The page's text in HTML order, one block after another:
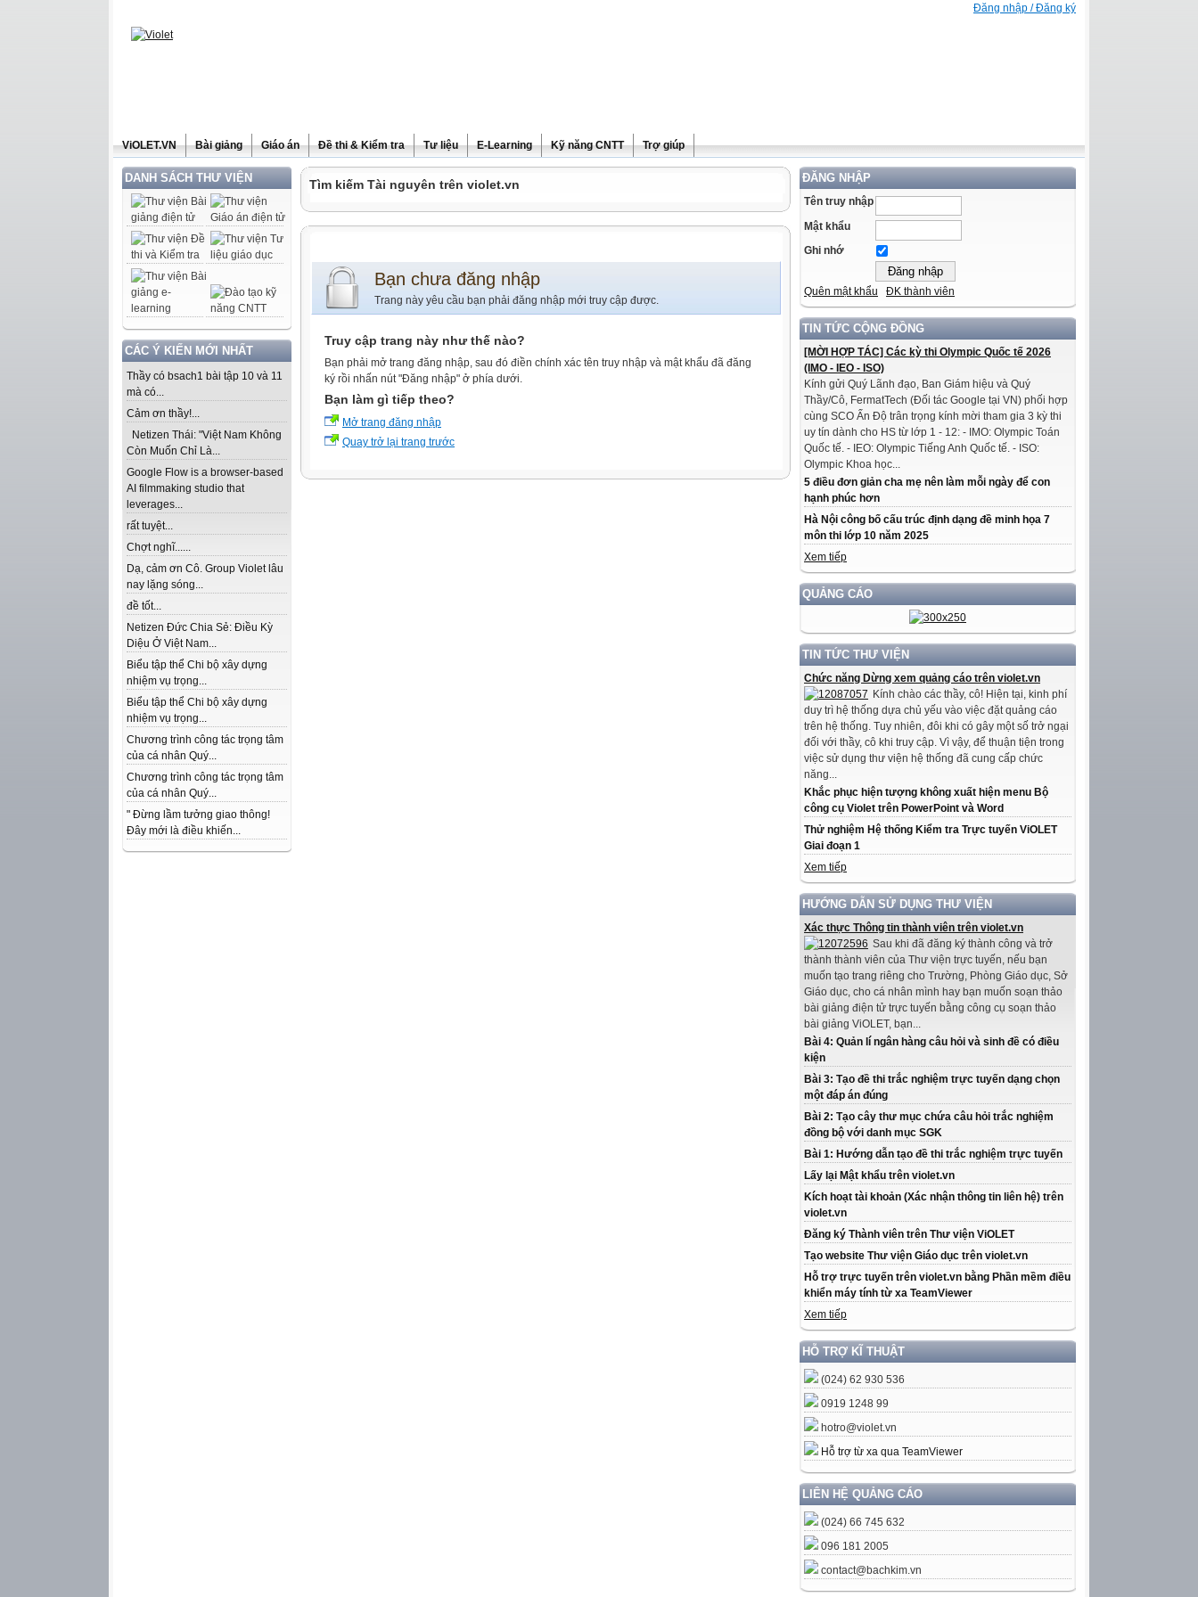
Đăng nhập / Đăng ký
ViOLET.VN Bài giảng Giáo án Đề thi & Kiểm tra Tư liệu E-Learning Kỹ năng CNTT Trợ giúp
DANH SÁCH THƯ VIỆN
CÁC Ý KIẾN MỚI NHẤT
Thầy có bsach1 bài tập 10 và 11
mà có...
Cảm ơn thầy!...
Netizen Thái: "Việt Nam Không
Còn Muốn Chỉ Là...
Google Flow is a browser-based
AI filmmaking studio that
leverages...
rất tuyệt...
Chợt nghĩ......
Dạ, cảm ơn Cô. Group Violet lâu
nay lặng sóng...
đề tốt...
Netizen Đức Chia Sẻ: Điều Kỳ
Diệu Ở Việt Nam...
Biểu tập thể Chi bộ xây dựng
nhiệm vụ trọng...
Biểu tập thể Chi bộ xây dựng
nhiệm vụ trọng...
Chương trình công tác trọng tâm
của cá nhân Quý...
Chương trình công tác trọng tâm
của cá nhân Quý...
" Đừng lầm tưởng giao thông!
Đây mới là điều khiến...
ĐĂNG NHẬP
Tên truy nhập
Mật khẩu
Ghi nhớ
Quên mật khẩu ĐK thành viên
TIN TỨC CỘNG ĐỒNG
[MỜI HỢP TÁC] Các kỳ thi Olympic Quốc tế 2026
(IMO - IEO - ISO)
Kính gửi Quý Lãnh đạo, Ban Giám hiệu và Quý
Thầy/Cô, FermatTech (Đối tác Google tại VN) phối hợp
cùng SCO Ấn Độ trân trọng kính mời tham gia 3 kỳ thi
uy tín dành cho HS từ lớp 1 - 12: - IMO: Olympic Toán
Quốc tế. - IEO: Olympic Tiếng Anh Quốc tế. - ISO:
Olympic Khoa học...
5 điều đơn giản cha mẹ nên làm mỗi ngày để con
hạnh phúc hơn
Hà Nội công bố cấu trúc định dạng đề minh họa 7
môn thi lớp 10 năm 2025
Xem tiếp
QUẢNG CÁO
TIN TỨC THƯ VIỆN
Chức năng Dừng xem quảng cáo trên violet.vn
Kính chào các thầy, cô! Hiện tại, kinh phí
duy trì hệ thống dựa chủ yếu vào việc đặt quảng cáo
trên hệ thống. Tuy nhiên, đôi khi có gây một số trở ngại
đối với thầy, cô khi truy cập. Vì vậy, để thuận tiện trong
việc sử dụng thư viện hệ thống đã cung cấp chức
năng...
Khắc phục hiện tượng không xuất hiện menu Bộ
công cụ Violet trên PowerPoint và Word
Thử nghiệm Hệ thống Kiểm tra Trực tuyến ViOLET
Giai đoạn 1
Xem tiếp
HƯỚNG DẪN SỬ DỤNG THƯ VIỆN
Xác thực Thông tin thành viên trên violet.vn
Sau khi đã đăng ký thành công và trở
thành thành viên của Thư viện trực tuyến, nếu bạn
muốn tạo trang riêng cho Trường, Phòng Giáo dục, Sở
Giáo dục, cho cá nhân mình hay bạn muốn soạn thảo
bài giảng điện tử trực tuyến bằng công cụ soạn thảo
bài giảng ViOLET, bạn...
Bài 4: Quản lí ngân hàng câu hỏi và sinh đề có điều
kiện
Bài 3: Tạo đề thi trắc nghiệm trực tuyến dạng chọn
một đáp án đúng
Bài 2: Tạo cây thư mục chứa câu hỏi trắc nghiệm
đồng bộ với danh mục SGK
Bài 1: Hướng dẫn tạo đề thi trắc nghiệm trực tuyến
Lấy lại Mật khẩu trên violet.vn
Kích hoạt tài khoản (Xác nhận thông tin liên hệ) trên
violet.vn
Đăng ký Thành viên trên Thư viện ViOLET
Tạo website Thư viện Giáo dục trên violet.vn
Hỗ trợ trực tuyến trên violet.vn bằng Phần mềm điều
khiển máy tính từ xa TeamViewer
Xem tiếp
HỖ TRỢ KĨ THUẬT
(024) 62 930 536
0919 1248 99
hotro@violet.vn
Hỗ trợ từ xa qua TeamViewer
LIÊN HỆ QUẢNG CÁO
(024) 66 745 632
096 181 2005
contact@bachkim.vn
Tìm kiếm Tài nguyên trên violet.vn
Bạn chưa đăng nhập
Trang này yêu cầu bạn phải đăng nhập mới truy cập được.
Truy cập trang này như thế nào?
Bạn phải mở trang đăng nhập, sau đó điền chính xác tên truy nhập và mật khẩu đã đăng
ký rồi nhấn nút "Đăng nhập" ở phía dưới.
Bạn làm gì tiếp theo?
Mở trang đăng nhập
Quay trở lại trang trước